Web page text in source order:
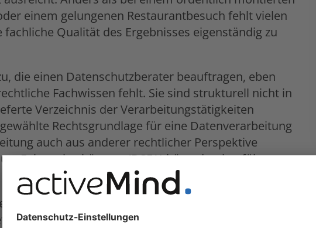
einem gelungenen Restaurantbesuch fehlt vielen
Qualität des Ergebnisses eigenständig zu
die einen Datenschutzberater beauftragen, eben
Fachwissen fehlt. Sie sind strukturell nicht in
Verzeichnis der Verarbeitungstätigkeiten
Rechtsgrundlage für eine Datenverarbeitung
auch aus anderer rechtlicher Perspektive
Folgenabschätzung (DSFA) hätte durchgeführt
können: Ob der Berater sympathisch war, zügig
vermittelt hat, die Sache sei geregelt.